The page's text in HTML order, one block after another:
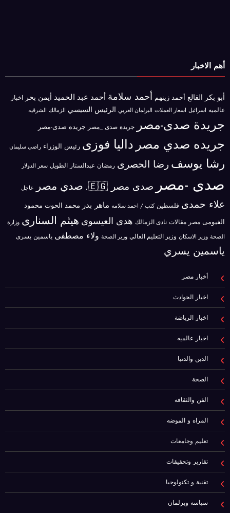
أهم الاخبار
أبو بكر القالع أحمد زينهم أحمد سلامة أحمد عبد الحميد أيمن بحر اخبار
عالميه اسرائيل اسعار العملات البرلمان العربي الرئيس السيسي الزمالك الشرقيه
جريدة صدى-مصر جريدة صدى _مصر جريده صدى-مصر
جريده صدي مصر داليا فوزى رئيس الوزراء راضي سليمان
رشا يوسف رضا الحصرى رمضان عبدالستار الطويل سعر الدولار
صدى -مصر صدى مصر 🇪🇬. صدي مصر عاجل
علاء حمدى فلسطين كتب / احمد سلامه ماهر بدر محمد الحوت محمود
الفيومى مصر مقالات نادى الزمالك هدى العيسوى هيثم السنارى وزارة
الصحة وزير الاسكان وزير التعليم العالي وزير الصحة ولاء مصطفى ياسمين يسرى
ياسمين يسري
أخبار مصر
اخبار الحوادث
اخبار الرياضة
اخبار عالميه
الدين والدنيا
الصحة
الفن والثقافه
المراه و الموضه
تعليم وجامعات
تقارير وتحقيقات
تقنية و تكنولوجيا
سياسه وبرلمان